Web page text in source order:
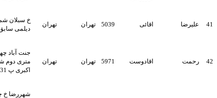
اقائی 5039 تهران تهران
خ سبلان شمالی خ نوری
دیلمی سابق ک پناهی راد پ7
اقادوست 5971 تهران تهران
جنت آباد چهار باغ شرقی 16
متری دوم شمالی کوی شهید
شهررضا خ چهل متری حد